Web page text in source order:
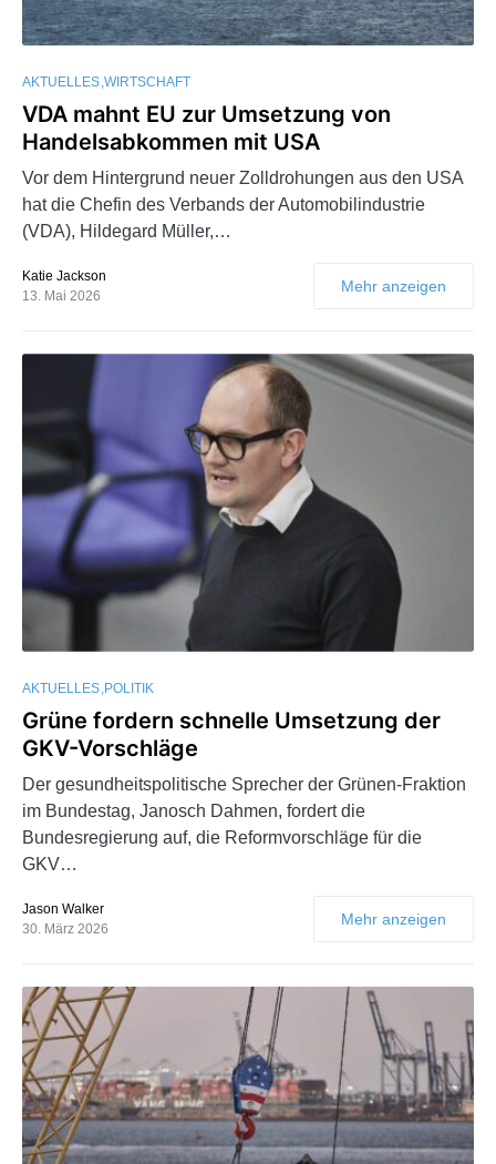
AKTUELLES WIRTSCHAFT
VDA mahnt EU zur Umsetzung von
Handelsabkommen mit USA
Vor dem Hintergrund neuer Zolldrohungen aus den USA
hat die Chefin des Verbands der Automobilindustrie
(VDA), Hildegard Müller,…
Katie Jackson
13. Mai 2026
Mehr anzeigen
AKTUELLES POLITIK
Grüne fordern schnelle Umsetzung der
GKV-Vorschläge
Der gesundheitspolitische Sprecher der Grünen-Fraktion
im Bundestag, Janosch Dahmen, fordert die
Bundesregierung auf, die Reformvorschläge für die
GKV…
Jason Walker
30. März 2026
Mehr anzeigen